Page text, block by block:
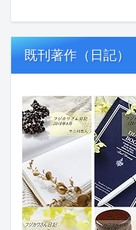
既刊著作（日記）